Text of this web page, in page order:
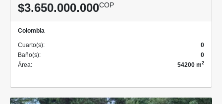
$3.650.000.000COP
Colombia
Cuarto(s):
0
Baño(s):
0
Área:
54200 m2